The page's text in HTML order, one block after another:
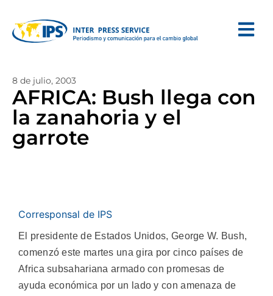
8 de julio, 2003
AFRICA: Bush llega con
la zanahoria y el
garrote
Corresponsal de IPS
El presidente de Estados Unidos, George W. Bush,
comenzó este martes una gira por cinco países de
Africa subsahariana armado con promesas de
ayuda económica por un lado y con amenaza de